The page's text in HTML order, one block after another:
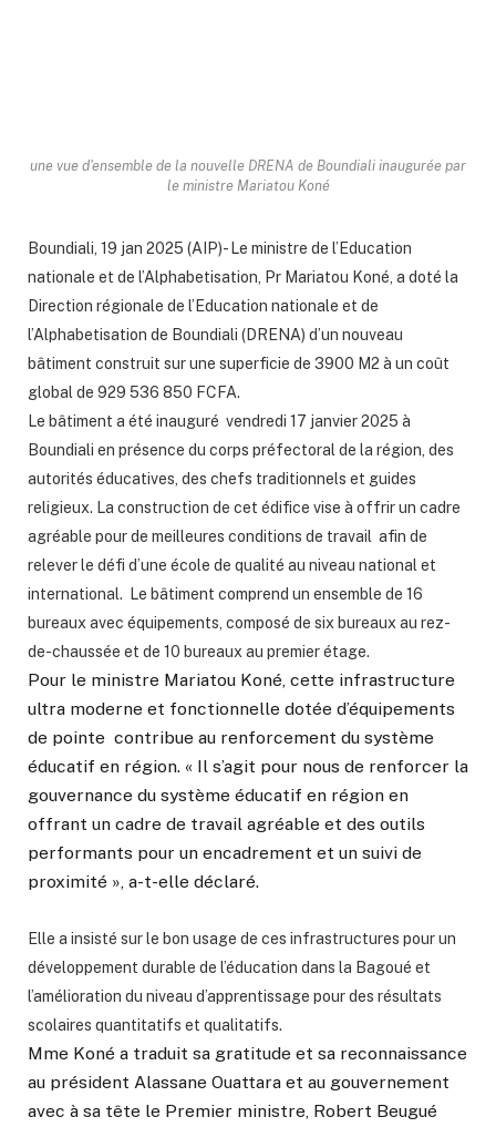
une vue d'ensemble de la nouvelle DRENA de Boundiali inaugurée par
le ministre Mariatou Koné
Boundiali, 19 jan 2025 (AIP)- Le ministre de l’Education
nationale et de l’Alphabetisation, Pr Mariatou Koné, a doté la
Direction régionale de l’Education nationale et de
l’Alphabetisation de Boundiali (DRENA) d’un nouveau
bâtiment construit sur une superficie de 3900 M2 à un coût
global de 929 536 850 FCFA.
Le bâtiment a été inauguré vendredi 17 janvier 2025 à
Boundiali en présence du corps préfectoral de la région, des
autorités éducatives, des chefs traditionnels et guides
religieux. La construction de cet édifice vise à offrir un cadre
agréable pour de meilleures conditions de travail afin de
relever le défi d’une école de qualité au niveau national et
international.
Le bâtiment comprend un ensemble de 16
bureaux avec équipements, composé de six bureaux au rez-
de-chaussée et de 10 bureaux au premier étage.
Pour le ministre Mariatou Koné, cette infrastructure
ultra moderne et fonctionnelle dotée d’équipements
de pointe contribue au renforcement du système
éducatif en région. « Il s’agit pour nous de renforcer la
gouvernance du système éducatif en région en
offrant un cadre de travail agréable et des outils
performants pour un encadrement et un suivi de
proximité », a-t-elle déclaré.
Elle a insisté sur le bon usage de ces infrastructures pour un
développement durable de l’éducation dans la Bagoué et
l’amélioration du niveau d’apprentissage pour des résultats
scolaires quantitatifs et qualitatifs.
Mme Koné a traduit sa gratitude et sa reconnaissance
au président Alassane Ouattara et au gouvernement
avec à sa tête le Premier ministre, Robert Beugué